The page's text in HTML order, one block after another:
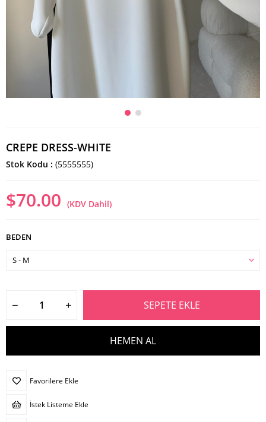
CREPE DRESS-WHITE
Stok Kodu (5555555)
$70.00 (KDV Dahil)
BEDEN
Favorilere Ekle
İstek Listeme Ekle